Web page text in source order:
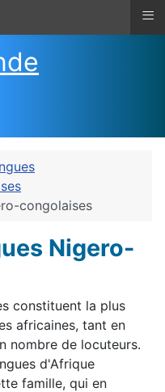
congolaises
Nigero-
constituent la plus
africaines, tant en
nombre de locuteurs.
d'Afrique
famille, qui en
≡